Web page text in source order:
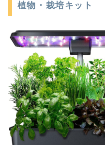
植物・栽培キット